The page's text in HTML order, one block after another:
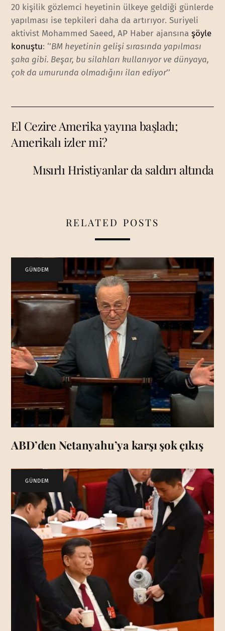
20 kişilik gözlemci heyetinin ülkeye geldiği günlerde
yapılması ise tepkileri daha da artırıyor. Suriyeli
aktivist Mohammed Saeed, AP Haber ajansınaşöyle
konuştu: ‘’BM heyetinin gelişi sırasında yapılması
şaka gibi. Beşar, bu silahları kullanıyor ve dünyaya,
çok da umurunda olmadığını ilan ediyor’’
El Cezire Amerika yayına başladı;
Amerikalı izler mi?
Mısırlı Hristiyanlar da saldırı altında
RELATED POSTS
GÜNDEM
ABD’den Netanyahu’ya karşı şok çıkış
GÜNDEM